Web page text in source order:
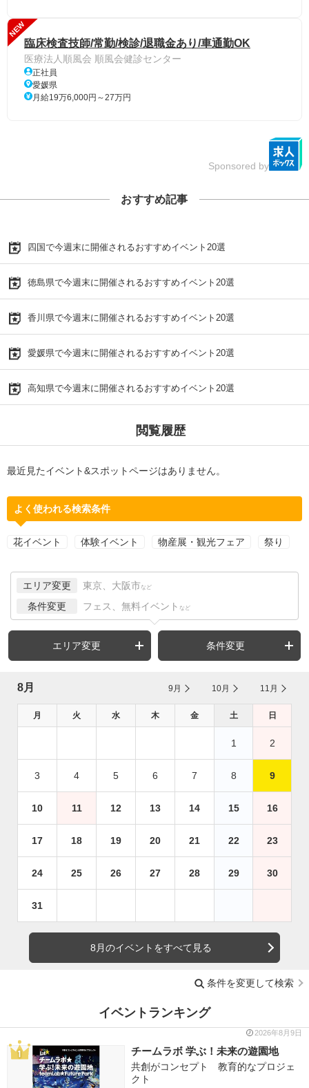
NEW
臨床検査技師/常勤/検診/退職金あり/車通勤OK
医療法人順風会 順風会健診センター
正社員
愛媛県
月給19万6,000円～27万円
Sponsored by
おすすめ記事
四国で今週末に開催されるおすすめイベント20選
徳島県で今週末に開催されるおすすめイベント20選
香川県で今週末に開催されるおすすめイベント20選
愛媛県で今週末に開催されるおすすめイベント20選
高知県で今週末に開催されるおすすめイベント20選
閲覧履歴
最近見たイベント&スポットページはありません。
よく使われる検索条件
花イベント 体験イベント 物産展・観光フェア 祭り
エリア変更 東京、大阪市 など
条件変更 フェス、無料イベント など
エリア変更 条件変更
8月 9月 10月 11月
月 火 水 木 金 土 日
1 2
3 4 5 6 7 8 9
10 11 12 13 14 15 16
17 18 19 20 21 22 23
24 25 26 27 28 29 30
31
8月のイベントをすべて見る
条件を変更して検索
イベントランキング
2026年8月9日
チームラボ 学ぶ！未来の遊園地
共創がコンセプト 教育的なプロジェ
クト